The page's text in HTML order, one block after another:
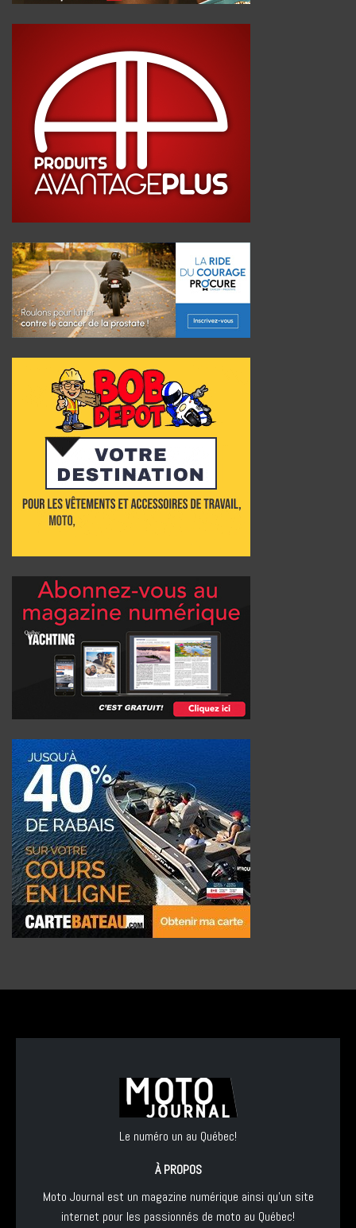
Le numéro un au Québec!
À PROPOS
Moto Journal est un magazine numérique ainsi qu'un site
internet pour les passionnés de moto au Québec!